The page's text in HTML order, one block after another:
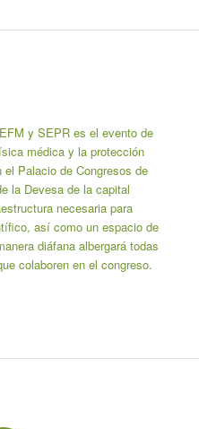
y SEPR es el evento de
médica y la protección
el Palacio de Congresos de
la Devesa de la capital
necesaria para
así como un espacio de
diáfana albergará todas
colaboren en el congreso.